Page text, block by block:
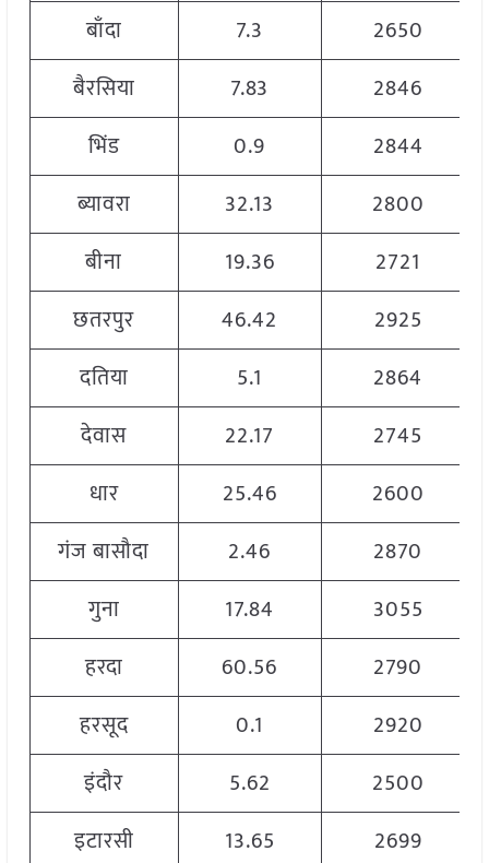
बाँदा
7.3
2650
बैरसिया
7.83
2846
भिंड
0.9
2844
ब्यावरा
32.13
2800
बीना
19.36
2721
छतरपुर
46.42
2925
दतिया
5.1
2864
देवास
22.17
2745
धार
25.46
2600
गंज बासौदा
2.46
2870
गुना
17.84
3055
हरदा
60.56
2790
हरसूद
0.1
2920
इंदौर
5.62
2500
इटारसी
13.65
2699